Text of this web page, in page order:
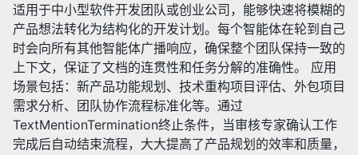
适用于中小型软件开发团队或创业公司，能够快速将模糊的
产品想法转化为结构化的开发计划。每个智能体在轮到自己
时会向所有其他智能体广播响应，确保整个团队保持一致的
上下文，保证了文档的连贯性和任务分解的准确性。 应用
场景包括：新产品功能规划、技术重构项目评估、外包项目
需求分析、团队协作流程标准化等。通过
TextMentionTermination终止条件，当审核专家确认工作
完成后自动结束流程，大大提高了产品规划的效率和质量，